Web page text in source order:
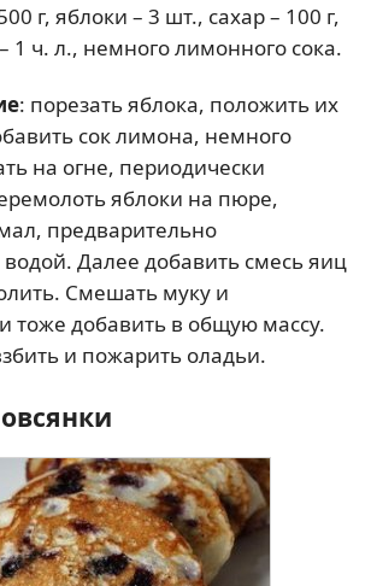
г, яблоки – 3 шт., сахар – 100 г,
1 ч. л., немного лимонного сока.
: порезать яблока, положить их
сок лимона, немного
на огне, периодически
яблоки на пюре,
предварительно
Далее добавить смесь яиц
Смешать муку и
тоже добавить в общую массу.
и пожарить оладьи.